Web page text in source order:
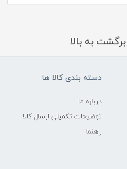
برگشت به بالا
دسته بندی کالا ها
درباره ما
توضیحات تکمیلی ارسال کالا
راهنما